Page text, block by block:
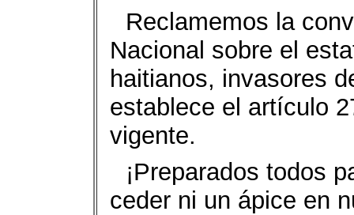
Reclamemos la
Nacional sobre el
haitianos, invasores
establece el artículo
vigente.
¡Preparados todos
ceder ni un ápice en